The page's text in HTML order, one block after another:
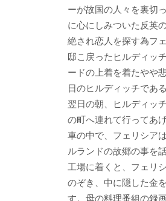
ーが故国の人々を裏切
に心にしみついた反英
絶され恋人を探す為フ
邸こ戻ったヒルディッ
ードの上着を着たやや
日のヒルディッチであ
翌日の朝、ヒルディッ
の町へ連れて行ってあ
車の中で、フェリシア
ルランドの故郷の事を
工場に着くと、フェリ
のぞき、中に隠した金
す。母の料理番組の録